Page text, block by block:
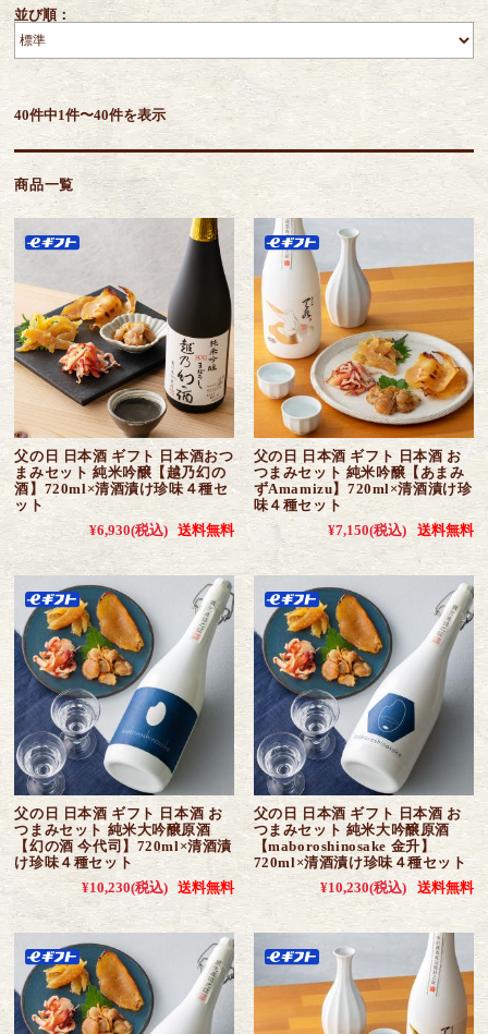
並び順：
40件中1件〜40件を表示
商品一覧
父の日 日本酒 ギフト 日本酒おつ
まみセット 純米吟醸【越乃幻の
酒】720ml×清酒漬け珍味４種セ
ット
¥6,930(税込) 送料無料
父の日 日本酒 ギフト 日本酒 お
つまみセット 純米吟醸【あまみ
ずAmamizu】720ml×清酒漬け珍
味４種セット
¥7,150(税込) 送料無料
父の日 日本酒 ギフト 日本酒 お
つまみセット 純米大吟醸原酒
【幻の酒 今代司】720ml×清酒漬
け珍味４種セット
¥10,230(税込) 送料無料
父の日 日本酒 ギフト 日本酒 お
つまみセット 純米大吟醸原酒
【maboroshinosake 金升】
720ml×清酒漬け珍味４種セット
¥10,230(税込) 送料無料